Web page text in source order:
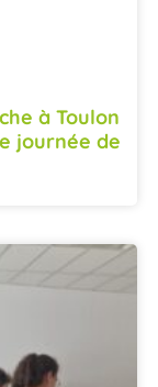
à Toulon
journée de